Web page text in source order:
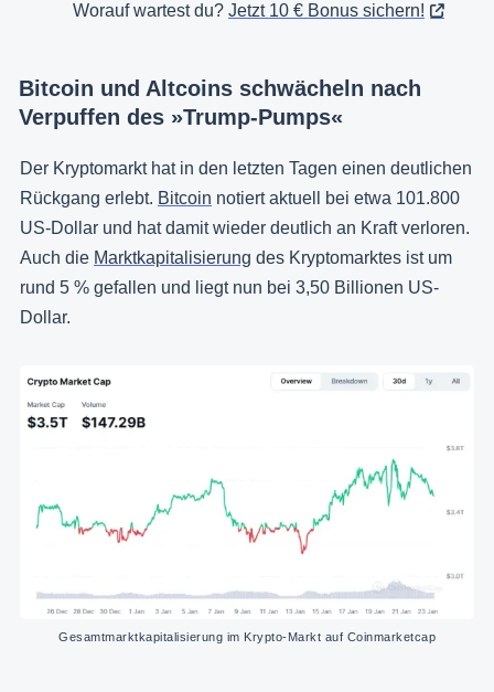
Worauf wartest du? Jetzt 10 € Bonus sichern!
Bitcoin und Altcoins schwächeln nach
Verpuffen des »Trump-Pumps«
Der Kryptomarkt hat in den letzten Tagen einen deutlichen
Rückgang erlebt. Bitcoin notiert aktuell bei etwa 101.800
US-Dollar und hat damit wieder deutlich an Kraft verloren.
Auch die Marktkapitalisierung des Kryptomarktes ist um
rund 5 % gefallen und liegt nun bei 3,50 Billionen US-
Dollar.
Gesamtmarktkapitalisierung im Krypto-Markt auf Coinmarketcap